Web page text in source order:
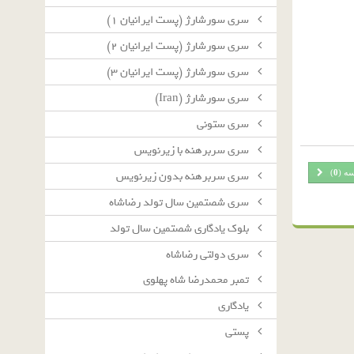
سرى سورشارژ (پست ايرانيان ١)
سرى سورشارژ (پست ايرانيان ٢)
سرى سورشارژ (پست ايرانيان ٣)
سرى سورشارژ (Iran)
سرى ستونى
سرى سربرهنه با زيرنويس
سرى سربرهنه بدون زيرنويس
سرى شصتمين سال تولد رضاشاه
بلوك يادگارى شصتمين سال تولد
سرى دولتى رضاشاه
تمبر محمدرضا شاه پهلوی
یادگاری
پستی
(
0
)